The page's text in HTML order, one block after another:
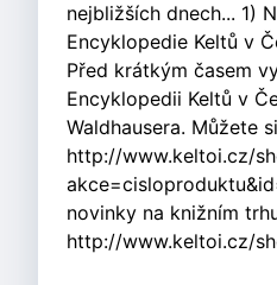
nejbližších dnech... 1)
Encyklopedie Keltů v
Před krátkým časem
Encyklopedii Keltů v
Waldhausera. Můžete
http://www.keltoi.cz/
novinky na knižním
http://www.keltoi.cz/